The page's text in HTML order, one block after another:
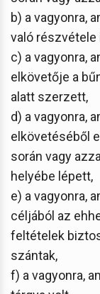
b) a vagyonra,
való
c) a vagyonra,
elkövetője a
alatt szerzett,
d) a vagyonra,
elkövetéséből
során vagy
helyébe lépett,
e) a vagyonra,
céljából az
feltételek
szántak,
f) a vagyonra,